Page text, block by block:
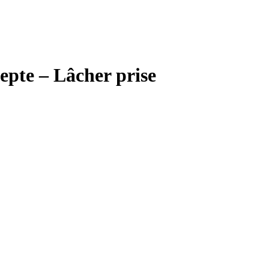
– Lâcher prise